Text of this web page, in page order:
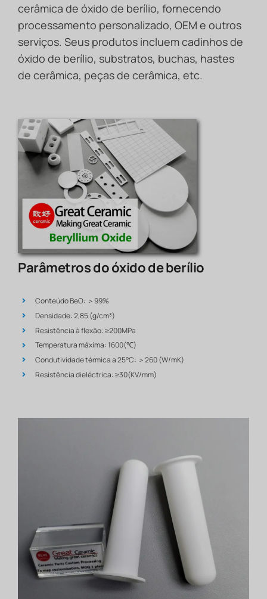
cerâmica de óxido de berílio, fornecendo
processamento personalizado, OEM e outros
serviços. Seus produtos incluem cadinhos de
óxido de berílio, substratos, buchas, hastes
de cerâmica, peças de cerâmica, etc.
Parâmetros do óxido de berílio
Conteúdo BeO: ＞99%
Densidade: 2,85 (g/cm³)
Resistência à flexão: ≥200MPa
Temperatura máxima: 1600(℃)
Condutividade térmica a 25°C: ＞260 (W/mK)
Resistência dieléctrica: ≥30(KV/mm)